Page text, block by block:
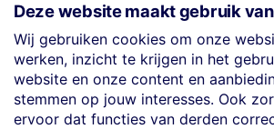
2 volwassenen
VERTREKLUCHTHAVEN
7 luchthavens
Deze website maakt gebruik
Wij gebruiken cookies om onze
werken, inzicht te krijgen in het
website en onze content en
stemmen op jouw interesses. Ook
ervoor dat functies van derden